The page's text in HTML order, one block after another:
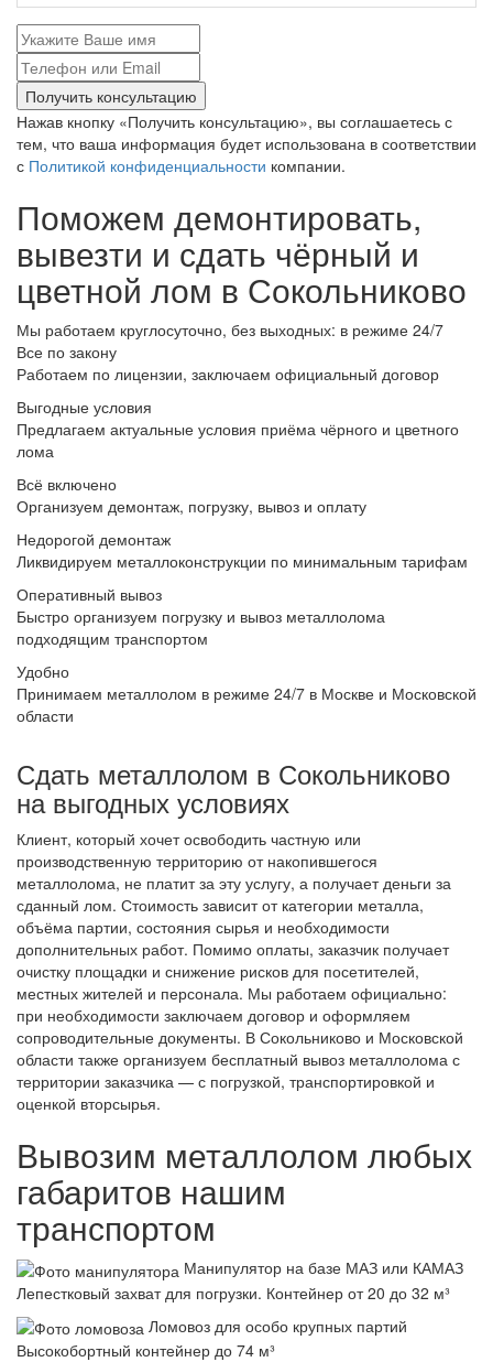
Получить консультацию
Нажав кнопку «Получить консультацию», вы соглашаетесь с
тем, что ваша информация будет использована в соответствии
с Политикой конфиденциальности компании.
Поможем демонтировать,
вывезти и сдать чёрный и
цветной лом в Сокольниково
Мы работаем круглосуточно, без выходных: в режиме 24/7
Все по закону
Работаем по лицензии, заключаем официальный договор
Выгодные условия
Предлагаем актуальные условия приёма чёрного и цветного
лома
Всё включено
Организуем демонтаж, погрузку, вывоз и оплату
Недорогой демонтаж
Ликвидируем металлоконструкции по минимальным тарифам
Оперативный вывоз
Быстро организуем погрузку и вывоз металлолома
подходящим транспортом
Удобно
Принимаем металлолом в режиме 24/7 в Москве и Московской
области
Сдать металлолом в Сокольниково
на выгодных условиях
Клиент, который хочет освободить частную или
производственную территорию от накопившегося
металлолома, не платит за эту услугу, а получает деньги за
сданный лом. Стоимость зависит от категории металла,
объёма партии, состояния сырья и необходимости
дополнительных работ. Помимо оплаты, заказчик получает
очистку площадки и снижение рисков для посетителей,
местных жителей и персонала. Мы работаем официально:
при необходимости заключаем договор и оформляем
сопроводительные документы. В Сокольниково и Московской
области также организуем бесплатный вывоз металлолома с
территории заказчика — с погрузкой, транспортировкой и
оценкой вторсырья.
Вывозим металлолом любых
габаритов нашим
транспортом
Манипулятор на базе МАЗ или КАМАЗ
Лепестковый захват для погрузки. Контейнер от 20 до 32 м³
Ломовоз для особо крупных партий
Высокобортный контейнер до 74 м³